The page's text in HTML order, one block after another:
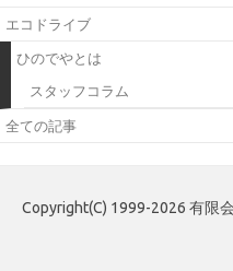
エコドライブ
ひのでやとは
スタッフコラム
全ての記事
Copyright(C) 1999-2026 有限